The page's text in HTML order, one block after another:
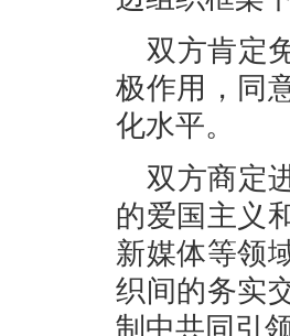
双方肯定
极作用，同
化水平。
双方商定
的爱国主义
新媒体等领
织间的务实
制中共同引